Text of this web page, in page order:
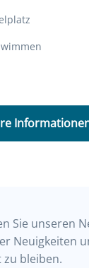
Sie unseren
Neuigkeiten
bleiben.